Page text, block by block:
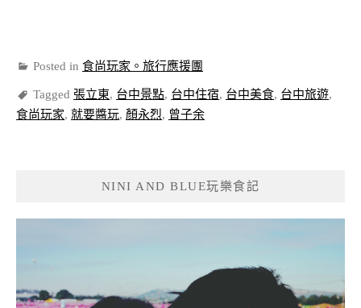
Posted in 食尚玩家。旅行應援團
Tagged 張立東, 台中景點, 台中住宿, 台中美食, 台中旅遊,
食尚玩家, 就要醬玩, 顏永烈, 曾子余
NINI AND BLUE玩樂食記